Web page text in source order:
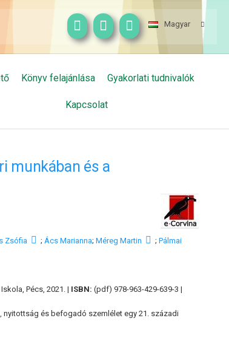
Magyar
Könyv felajánlása Gyakorlati tudnivalók
Kapcsolat
munkában és a
Zsófia ; Ács Marianna; Méreg Martin ; Pálmai
Pécs, 2021. | ISBN: (pdf) 978-963-429-639-3 |
nyitottság és befogadó szemlélet egy 21. századi